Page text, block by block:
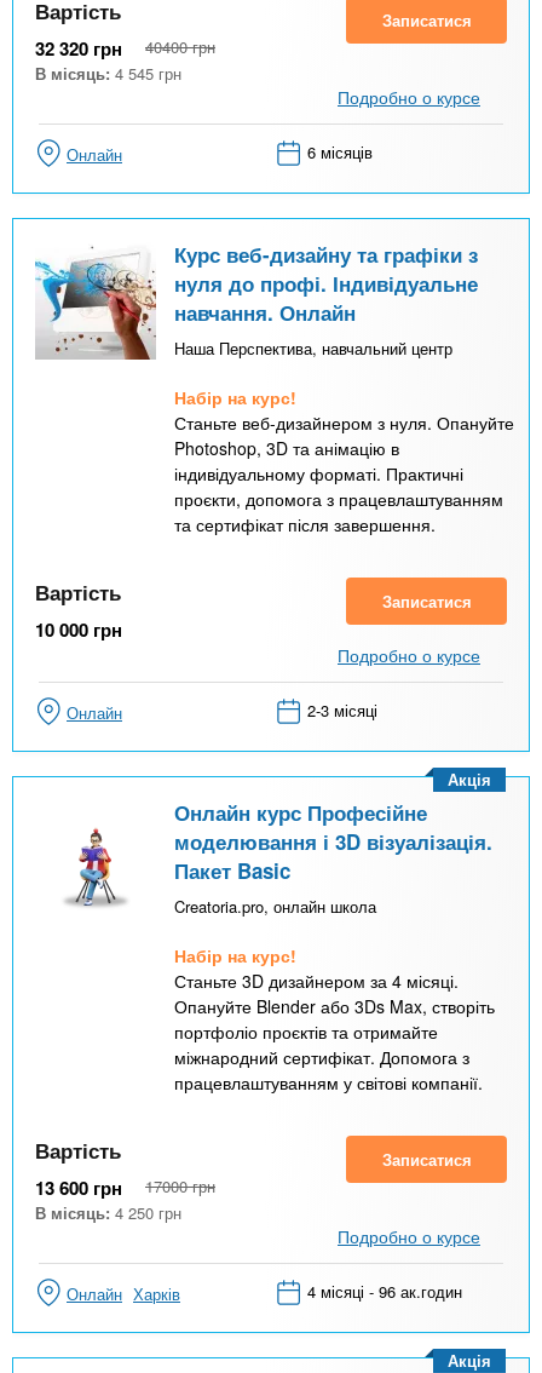
Вартість
32 320 грн 40400 грн
В місяць: 4 545 грн
Записатися
Подробно о курсе
Онлайн 6 місяців
Курс веб-дизайну та графіки з
нуля до профі. Індивідуальне
навчання. Онлайн
Наша Перспектива, навчальний центр
Набір на курс!
Станьте веб-дизайнером з нуля. Опануйте
Photoshop, 3D та анімацію в
індивідуальному форматі. Практичні
проєкти, допомога з працевлаштуванням
та сертифікат після завершення.
Вартість
10 000 грн
Записатися
Подробно о курсе
Онлайн 2-3 місяці
Онлайн курс Професійне
моделювання і 3D візуалізація.
Пакет Basic
Creatoria.pro, онлайн школа
Набір на курс!
Станьте 3D дизайнером за 4 місяці.
Опануйте Blender або 3Ds Max, створіть
портфоліо проєктів та отримайте
міжнародний сертифікат. Допомога з
працевлаштуванням у світові компанії.
Акція
Вартість
13 600 грн 17000 грн
В місяць: 4 250 грн
Записатися
Подробно о курсе
Онлайн Харків 4 місяці - 96 ак.годин
Акція